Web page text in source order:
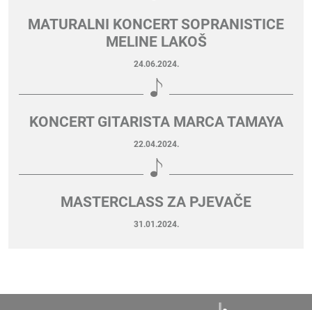
MATURALNI KONCERT SOPRANISTICE
MELINE LAKOŠ
24.06.2024.
KONCERT GITARISTA MARCA TAMAYA
22.04.2024.
MASTERCLASS ZA PJEVAČE
31.01.2024.